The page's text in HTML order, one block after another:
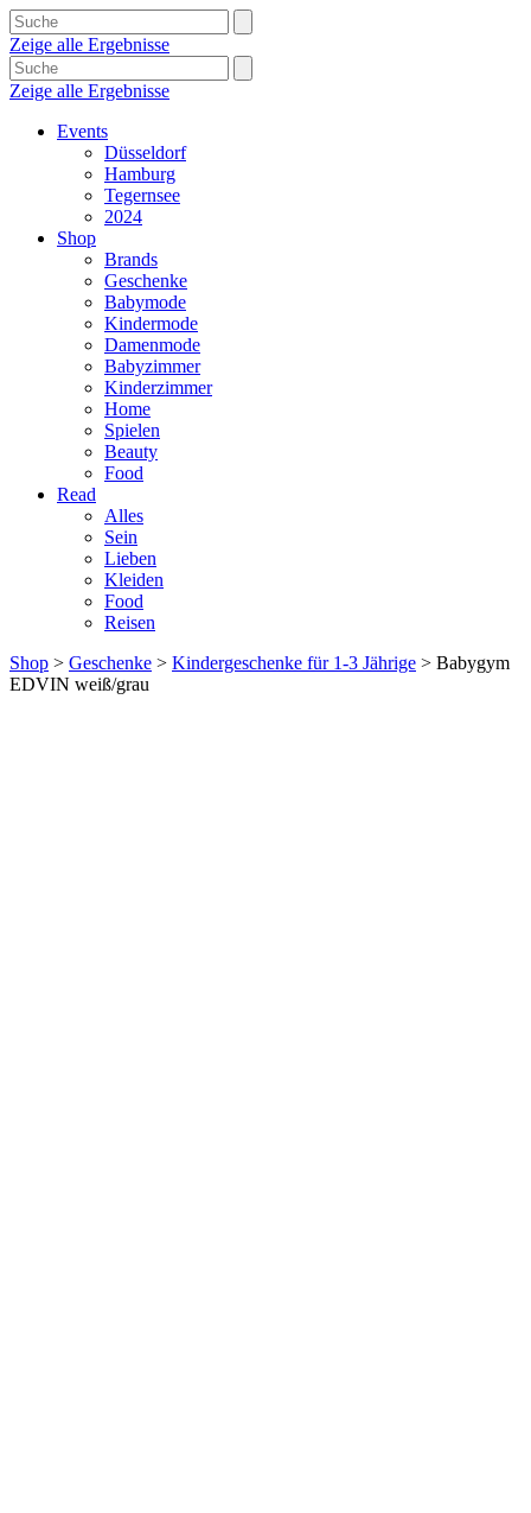
Zeige alle Ergebnisse
Zeige alle Ergebnisse
Events
Düsseldorf
Hamburg
Tegernsee
2024
Shop
Brands
Geschenke
Babymode
Kindermode
Damenmode
Babyzimmer
Kinderzimmer
Home
Spielen
Beauty
Food
Read
Alles
Sein
Lieben
Kleiden
Food
Reisen
Shop > Geschenke > Kindergeschenke für 1-3 Jährige > Babygym
EDVIN weiß/grau